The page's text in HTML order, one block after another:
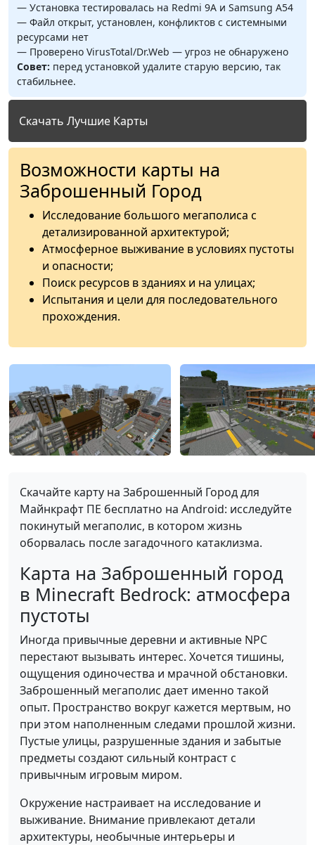
— Установка тестировалась на Redmi 9A и Samsung A54
— Файл открыт, установлен, конфликтов с системными
ресурсами нет
— Проверено VirusTotal/Dr.Web — угроз не обнаружено
Совет: перед установкой удалите старую версию, так
стабильнее.
Скачать Лучшие Карты
Возможности карты на
Заброшенный Город
Исследование большого мегаполиса с
детализированной архитектурой;
Атмосферное выживание в условиях пустоты
и опасности;
Поиск ресурсов в зданиях и на улицах;
Испытания и цели для последовательного
прохождения.
Скачайте карту на Заброшенный Город для
Майнкрафт ПЕ бесплатно на Android: исследуйте
покинутый мегаполис, в котором жизнь
оборвалась после загадочного катаклизма.
Карта на Заброшенный город
в Minecraft Bedrock: атмосфера
пустоты
Иногда привычные деревни и активные NPC
перестают вызывать интерес. Хочется тишины,
ощущения одиночества и мрачной обстановки.
Заброшенный мегаполис дает именно такой
опыт. Пространство вокруг кажется мертвым, но
при этом наполненным следами прошлой жизни.
Пустые улицы, разрушенные здания и забытые
предметы создают сильный контраст с
привычным игровым миром.
Окружение настраивает на исследование и
выживание. Внимание привлекают детали
архитектуры, необычные интерьеры и